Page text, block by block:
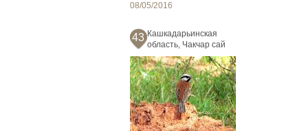
08/05/2016
43 Кашкадарьинская
область, Чакчар сай